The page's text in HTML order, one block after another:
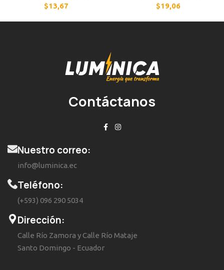
$13,67
$19,06
Contáctanos
Nuestro correo:
info@luminica.ec
Teléfono:
(+593) 096 290 5034
Dirección:
Calle Río Zamora y Calle Río Mataje
Santo Domingo - Ecuador